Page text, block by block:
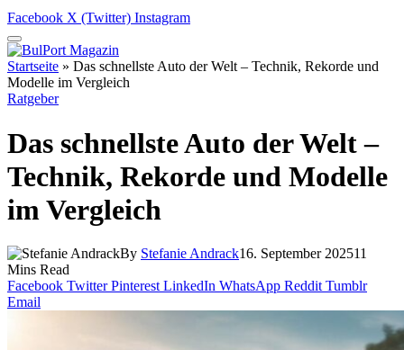
Facebook X (Twitter) Instagram
Startseite » Das schnellste Auto der Welt – Technik, Rekorde und
Modelle im Vergleich
Ratgeber
Das schnellste Auto der Welt –
Technik, Rekorde und Modelle
im Vergleich
By Stefanie Andrack16. September 202511
Mins Read
Facebook Twitter Pinterest LinkedIn WhatsApp Reddit Tumblr
Email